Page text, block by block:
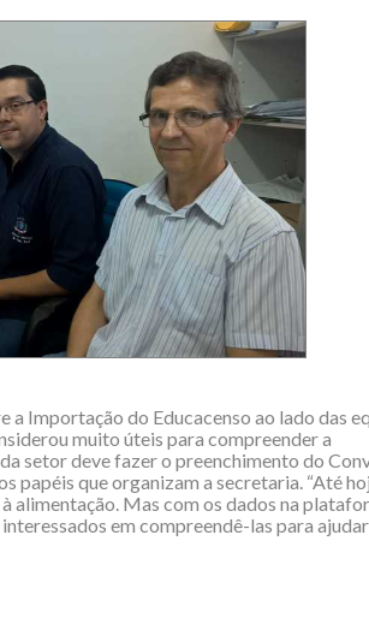
a Importação do Educacenso ao lado das
muito úteis para compreender a
setor deve fazer o preenchimento do
papéis que organizam a secretaria. “Até
alimentação. Mas com os dados na
em compreendê-las para